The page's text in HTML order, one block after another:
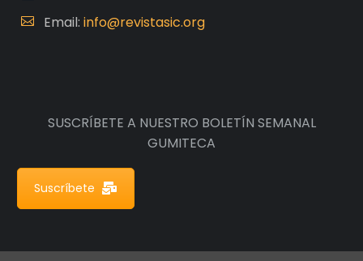
Email: info@revistasic.org
SUSCRÍBETE A NUESTRO BOLETÍN SEMANAL
GUMITECA
Suscríbete